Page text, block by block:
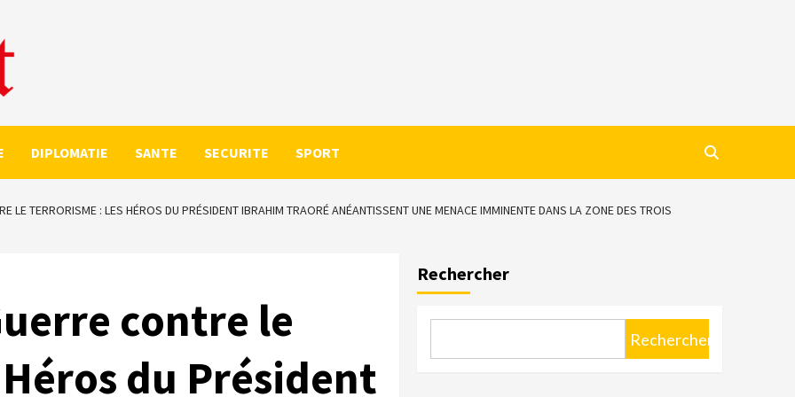
DIPLOMATIE SANTE SECURITE SPORT
LE TERRORISME : LES HÉROS DU PRÉSIDENT IBRAHIM TRAORÉ ANÉANTISSENT UNE MENACE IMMINENTE DANS LA ZONE DES TROIS
contre le
du Président
Rechercher
Rechercher